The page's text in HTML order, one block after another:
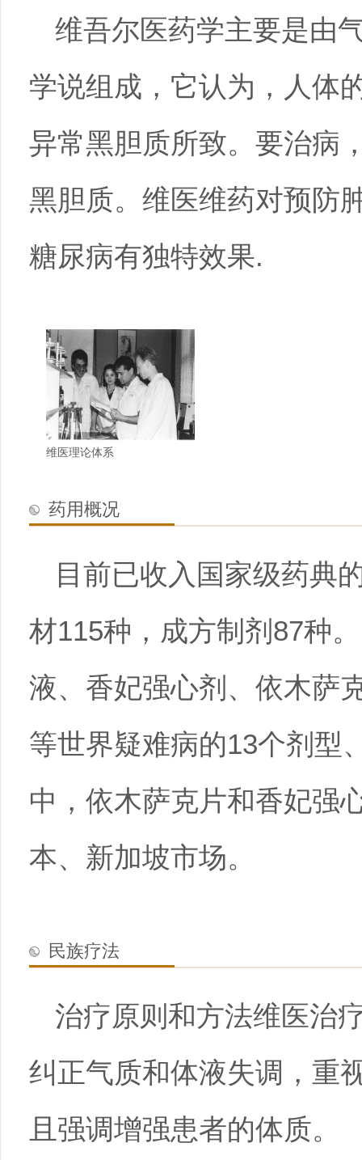
维吾尔医药学主要是由
学说组成，它认为，人体
异常黑胆质所致。要治病
黑胆质。维医维药对预防
糖尿病有独特效果.
维医理论体系
药用概况
目前已收入国家级药典
材115种，成方制剂87种
液、香妃强心剂、依木萨
等世界疑难病的13个剂型
中，依木萨克片和香妃强
本、新加坡市场。
民族疗法
治疗原则和方法维医治
纠正气质和体液失调，重
且强调增强患者的体质。